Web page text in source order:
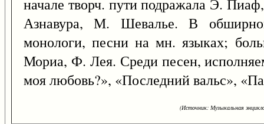
начале творч. пути подражала Э.
Азнавура, М. Шевалье. В
монологи, песни на мн. языках;
Мориа, Ф. Лея. Среди песен,
моя любовь?», «Последний вальс»,
(Источник: Музыкальная